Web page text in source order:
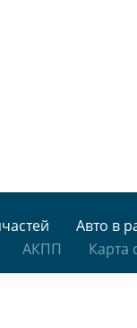
Авто в
АКПП Карта